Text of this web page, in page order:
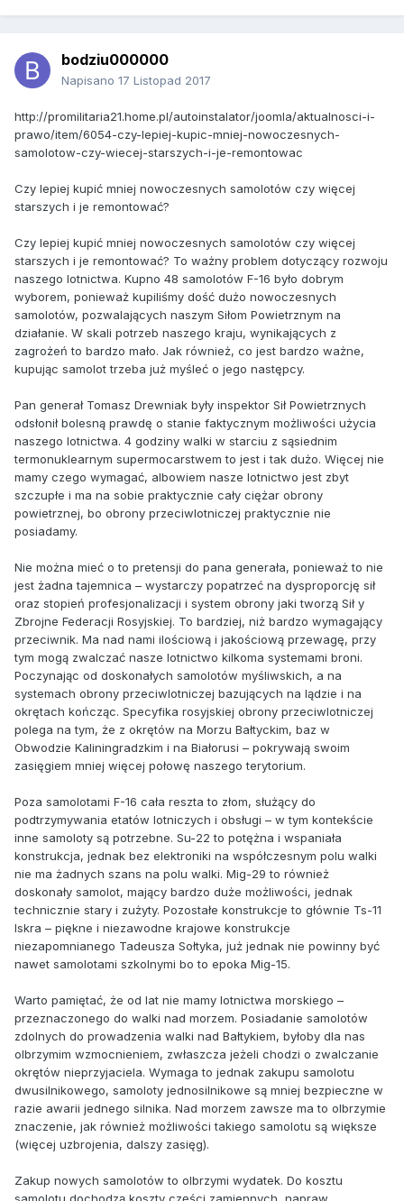
bodziu000000
Napisano 17 Listopad 2017
http://promilitaria21.home.pl/autoinstalator/joomla/aktualnosci-i-
prawo/item/6054-czy-lepiej-kupic-mniej-nowoczesnych-
samolotow-czy-wiecej-starszych-i-je-remontowac
Czy lepiej kupić mniej nowoczesnych samolotów czy więcej
starszych i je remontować?
Czy lepiej kupić mniej nowoczesnych samolotów czy więcej
starszych i je remontować? To ważny problem dotyczący rozwoju
naszego lotnictwa. Kupno 48 samolotów F-16 było dobrym
wyborem, ponieważ kupiliśmy dość dużo nowoczesnych
samolotów, pozwalających naszym Siłom Powietrznym na
działanie. W skali potrzeb naszego kraju, wynikających z
zagrożeń to bardzo mało. Jak również, co jest bardzo ważne,
kupując samolot trzeba już myśleć o jego następcy.
Pan generał Tomasz Drewniak były inspektor Sił Powietrznych
odsłonił bolesną prawdę o stanie faktycznym możliwości użycia
naszego lotnictwa. 4 godziny walki w starciu z sąsiednim
termonuklearnym supermocarstwem to jest i tak dużo. Więcej nie
mamy czego wymagać, albowiem nasze lotnictwo jest zbyt
szczupłe i ma na sobie praktycznie cały ciężar obrony
powietrznej, bo obrony przeciwlotniczej praktycznie nie
posiadamy.
Nie można mieć o to pretensji do pana generała, ponieważ to nie
jest żadna tajemnica – wystarczy popatrzeć na dysproporcję sił
oraz stopień profesjonalizacji i system obrony jaki tworzą Sił y
Zbrojne Federacji Rosyjskiej. To bardziej, niż bardzo wymagający
przeciwnik. Ma nad nami ilościową i jakościową przewagę, przy
tym mogą zwalczać nasze lotnictwo kilkoma systemami broni.
Poczynając od doskonałych samolotów myśliwskich, a na
systemach obrony przeciwlotniczej bazujących na lądzie i na
okrętach kończąc. Specyfika rosyjskiej obrony przeciwlotniczej
polega na tym, że z okrętów na Morzu Bałtyckim, baz w
Obwodzie Kaliningradzkim i na Białorusi – pokrywają swoim
zasięgiem mniej więcej połowę naszego terytorium.
Poza samolotami F-16 cała reszta to złom, służący do
podtrzymywania etatów lotniczych i obsługi – w tym kontekście
inne samoloty są potrzebne. Su-22 to potężna i wspaniała
konstrukcja, jednak bez elektroniki na współczesnym polu walki
nie ma żadnych szans na polu walki. Mig-29 to również
doskonały samolot, mający bardzo duże możliwości, jednak
technicznie stary i zużyty. Pozostałe konstrukcje to głównie Ts-11
Iskra – piękne i niezawodne krajowe konstrukcje
niezapomnianego Tadeusza Sołtyka, już jednak nie powinny być
nawet samolotami szkolnymi bo to epoka Mig-15.
Warto pamiętać, że od lat nie mamy lotnictwa morskiego –
przeznaczonego do walki nad morzem. Posiadanie samolotów
zdolnych do prowadzenia walki nad Bałtykiem, byłoby dla nas
olbrzymim wzmocnieniem, zwłaszcza jeżeli chodzi o zwalczanie
okrętów nieprzyjaciela. Wymaga to jednak zakupu samolotu
dwusilnikowego, samoloty jednosilnikowe są mniej bezpieczne w
razie awarii jednego silnika. Nad morzem zawsze ma to olbrzymie
znaczenie, jak również możliwości takiego samolotu są większe
(więcej uzbrojenia, dalszy zasięg).
Zakup nowych samolotów to olbrzymi wydatek. Do kosztu